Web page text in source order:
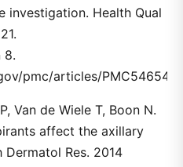
Health Qual
8.
pmc/articles/
Van de Wiele T, Boon N.
affect the axillary
Res. 2014